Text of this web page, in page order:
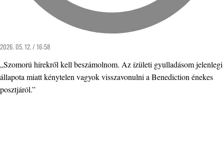
2026. 05. 12. / 16:58
„Szomorú hírekről kell beszámolnom. Az ízületi gyulladásom jelenlegi
állapota miatt kénytelen vagyok visszavonulni a Benediction énekes
posztjáról.”